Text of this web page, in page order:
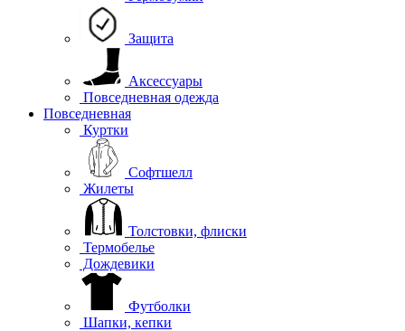
Защита
Аксессуары
Повседневная одежда
Повседневная
Куртки
Софтшелл
Жилеты
Толстовки, флиски
Термобелье
Дождевики
Футболки
Шапки, кепки